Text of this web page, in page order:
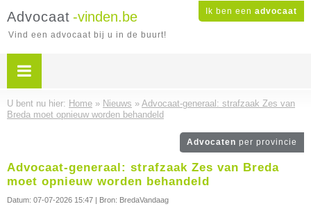
Ik ben een advocaat
Advocaat -vinden.be
Vind een advocaat bij u in de buurt!
U bent nu hier: Home » Nieuws » Advocaat-generaal: strafzaak Zes van
Breda moet opnieuw worden behandeld
Advocaten per provincie
Advocaat-generaal: strafzaak Zes van Breda
moet opnieuw worden behandeld
Datum: 07-07-2026 15:47 | Bron: BredaVandaag